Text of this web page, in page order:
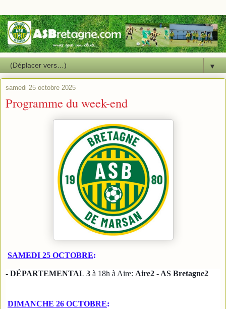
▼
samedi 25 octobre 2025
Programme du week-end
SAMEDI 25 OCTOBRE:
- DÉPARTEMENTAL 3 à 18h à Aire: Aire2 - AS Bretagne2
DIMANCHE 26 OCTOBRE: